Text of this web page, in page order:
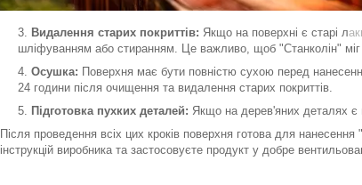
Видалення старих покриттів: Якщо на поверхні є старі л
шліфуванням або стиранням. Це важливо, щоб "Станколін" міг
Осушка: Поверхня має бути повністю сухою перед
24 години після очищення та видалення старих покриттів.
Підготовка пухких деталей: Якщо на дерев'яних деталях є
Після проведення всіх цих кроків поверхня готова для
інструкцій виробника та застосовуєте продукт у добре